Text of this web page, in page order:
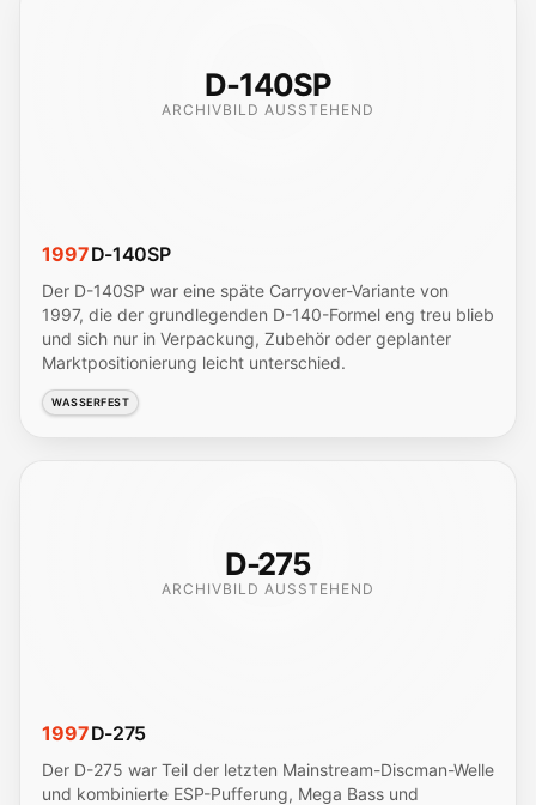
D-140SP
ARCHIVBILD AUSSTEHEND
1997D-140SP
Der D-140SP war eine späte Carryover-Variante von
1997, die der grundlegenden D-140-Formel eng treu blieb
und sich nur in Verpackung, Zubehör oder geplanter
Marktpositionierung leicht unterschied.
WASSERFEST
D-275
ARCHIVBILD AUSSTEHEND
1997D-275
Der D-275 war Teil der letzten Mainstream-Discman-Welle
und kombinierte ESP-Pufferung, Mega Bass und